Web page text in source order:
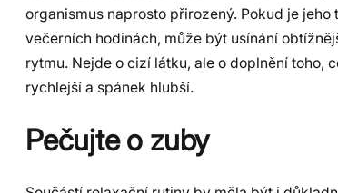
organismus naprosto přirozený. Pokud je
večerních hodinách, může být usínání
rytmu. Nejde o cizí látku, ale o doplnění toho,
rychlejší a spánek hlubší.
Pečujte o zuby